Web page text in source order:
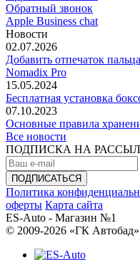
Обратный звонок
Apple Business chat
Новости
02.07.2026
Добавить отпечаток
Nomadix Pro
15.05.2024
Бесплатная установка
07.10.2023
Основные правила
Все новости
ПОДПИСКА НА
Политика
оферты Карта сайта
ES-Auto - Магазин №1
© 2009-2026 «ГК Автобад»